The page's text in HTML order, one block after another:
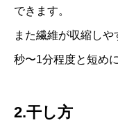
できます。
また繊維が収縮し
秒〜1分程度と短め
2.干し方